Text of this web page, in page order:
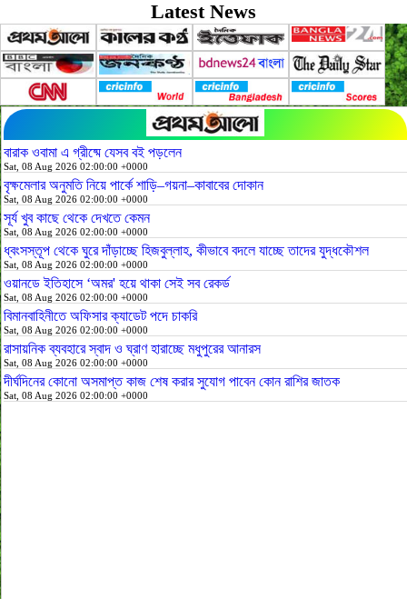
Latest News
বারাক ওবামা এ গ্রীষ্মে যেসব বই পড়লেন
Sat, 08 Aug 2026 02:00:00 +0000
বৃক্ষমেলার অনুমতি নিয়ে পার্কে শাড়ি–গয়না–কাবাবের দোকান
Sat, 08 Aug 2026 02:00:00 +0000
সূর্য খুব কাছে থেকে দেখতে কেমন
Sat, 08 Aug 2026 02:00:00 +0000
ধ্বংসস্তূপ থেকে ঘুরে দাঁড়াচ্ছে হিজবুল্লাহ, কীভাবে বদলে যাচ্ছে তাদের যুদ্ধকৌশল
Sat, 08 Aug 2026 02:00:00 +0000
ওয়ানডে ইতিহাসে ‘অমর' হয়ে থাকা সেই সব রেকর্ড
Sat, 08 Aug 2026 02:00:00 +0000
বিমানবাহিনীতে অফিসার ক্যাডেট পদে চাকরি
Sat, 08 Aug 2026 02:00:00 +0000
রাসায়নিক ব্যবহারে স্বাদ ও ঘ্রাণ হারাচ্ছে মধুপুরের আনারস
Sat, 08 Aug 2026 02:00:00 +0000
দীর্ঘদিনের কোনো অসমাপ্ত কাজ শেষ করার সুযোগ পাবেন কোন রাশির জাতক
Sat, 08 Aug 2026 02:00:00 +0000